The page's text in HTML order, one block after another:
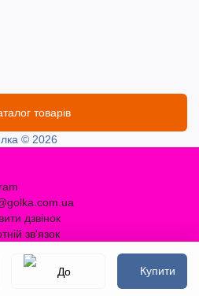
Купити
товарів
© 2026
дзвінок
зв'язок